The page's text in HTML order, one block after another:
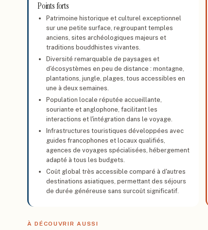
Points forts
Patrimoine historique et culturel exceptionnel
sur une petite surface, regroupant temples
anciens, sites archéologiques majeurs et
traditions bouddhistes vivantes.
Diversité remarquable de paysages et
d'écosystèmes en peu de distance : montagne,
plantations, jungle, plages, tous accessibles en
une à deux semaines.
Population locale réputée accueillante,
souriante et anglophone, facilitant les
interactions et l'intégration dans le voyage.
Infrastructures touristiques développées avec
guides francophones et locaux qualifiés,
agences de voyages spécialisées, hébergement
adapté à tous les budgets.
Coût global très accessible comparé à d'autres
destinations asiatiques, permettant des séjours
de durée généreuse sans surcoût significatif.
À DÉCOUVRIR AUSSI